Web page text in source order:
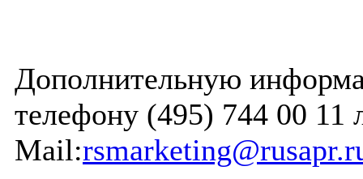
Дополнительную
телефону (495) 744 00 11
Mail: